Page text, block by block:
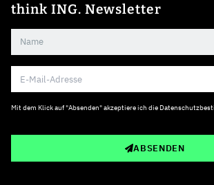
think ING. Newsletter
Mit dem Klick auf "Absenden" akzeptiere ich die
ABSENDEN